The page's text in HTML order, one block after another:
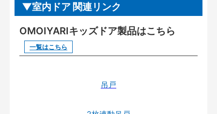
室内ドア 関連リンク
OMOIYARIキッズドア製品はこちら
一覧はこちら
吊戸